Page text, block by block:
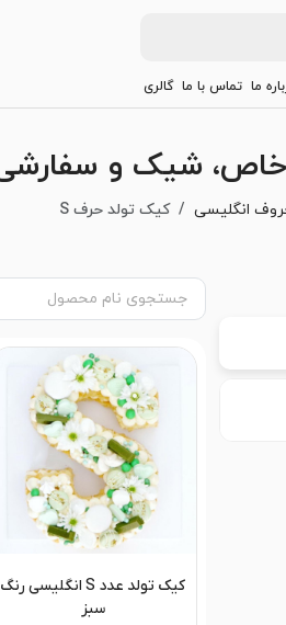
ما تماس با ما گالری
انگلیسی کیک تولد حرف S
کیک تولد عدد S انگلیسی رنگ
سبز